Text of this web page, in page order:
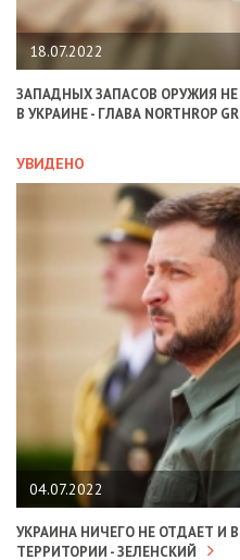
18.07.2022
ЗАПАДНЫХ ЗАПАСОВ ОРУЖИЯ
В УКРАИНЕ - ГЛАВА NORTHROP
УВИДЕНО
04.07.2022
УКРАИНА НИЧЕГО НЕ ОТДАЕТ И
ТЕРРИТОРИИ - ЗЕЛЕНСКИЙ